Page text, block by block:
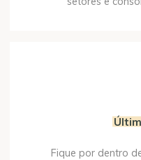
Fique por dentro